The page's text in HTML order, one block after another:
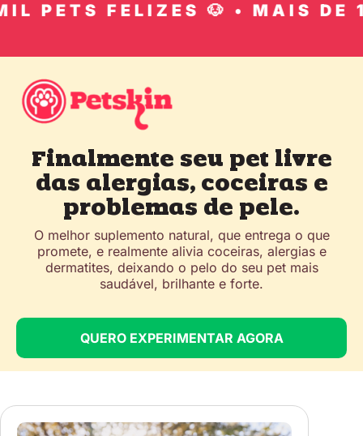
PETS FELIZES 🐶 • MAIS DE
Finalmente seu pet livre
das alergias, coceiras e
problemas de pele.
O melhor suplemento natural, que entrega o que
promete, e realmente alivia coceiras, alergias e
dermatites, deixando o pelo do seu pet mais
saudável, brilhante e forte.
QUERO EXPERIMENTAR AGORA